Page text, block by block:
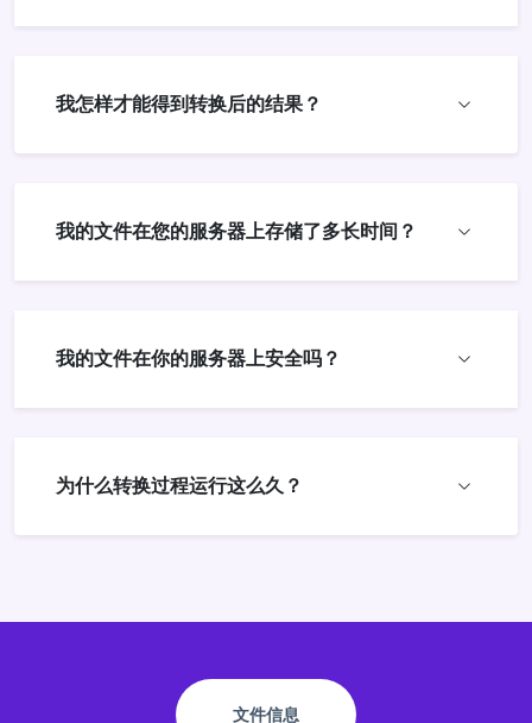
我怎样才能得到转换后的结果？
我的文件在您的服务器上存储了多长时间？
我的文件在你的服务器上安全吗？
为什么转换过程运行这么久？
文件信息